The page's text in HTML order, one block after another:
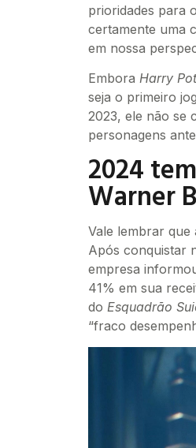
prioridades para
certamente uma
em nossa
Embora Harry
seja o primeiro
2023, ele não se
personagens
2024
Warner
Vale lembrar que
Após conquistar
empresa
41% em sua
do Esquadrão
“fraco